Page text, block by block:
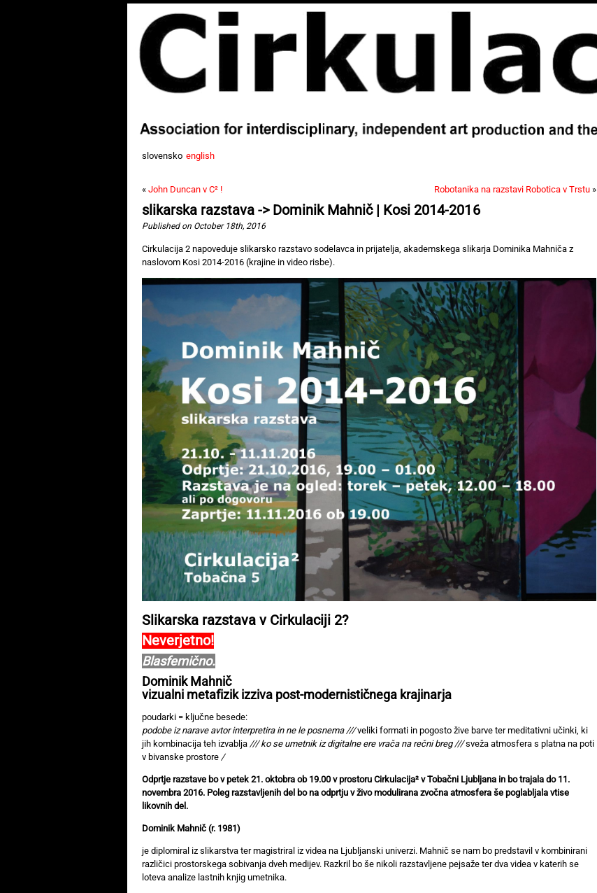
slovensko english
« John Duncan v C² ! Robotanika na razstavi Robotica v Trstu»
slikarska razstava -> Dominik Mahnič | Kosi 2014-2016
Published on October 18th, 2016
Cirkulacija 2 napoveduje slikarsko razstavo sodelavca in prijatelja, akademskega slikarja Dominika Mahniča z
naslovom Kosi 2014-2016 (krajine in video risbe).
Slikarska razstava v Cirkulaciji 2?
Neverjetno!
Blasfemično.
Dominik Mahnič
vizualni metafizik izziva post-modernističnega krajinarja
poudarki = ključne besede:
podobe iz narave avtor interpretira in ne le posnema ///veliki formati in pogosto žive barve ter meditativni učinki, ki
jih kombinacija teh izvablja/// ko se umetnik iz digitalne ere vrača na rečni breg ///sveža atmosfera s platna na poti
v bivanske prostore/
Odprtje razstave bo v petek 21. oktobra ob 19.00 v prostoru Cirkulacija² v Tobačni Ljubljanain bo trajala do 11.
novembra 2016. Poleg razstavljenih del bo na odprtju v živo modulirana zvočna atmosfera še poglabljala vtise
likovnih del.
Dominik Mahnič (r. 1981)
je diplomiral iz slikarstva ter magistriral iz videa na Ljubljanski univerzi. Mahnič se nam bo predstavil v kombinirani
različici prostorskega sobivanja dveh medijev. Razkril bo še nikoli razstavljene pejsaže ter dva videa v katerih se
loteva analize lastnih knjig umetnika.